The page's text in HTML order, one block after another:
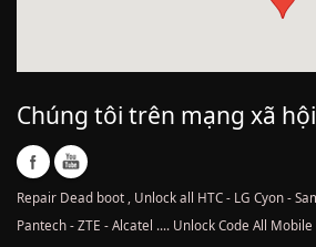
Chúng tôi trên mạng xã hội
Repair Dead boot , Unlock all HTC - LG Cyon -
Pantech - ZTE - Alcatel .... Unlock Code All